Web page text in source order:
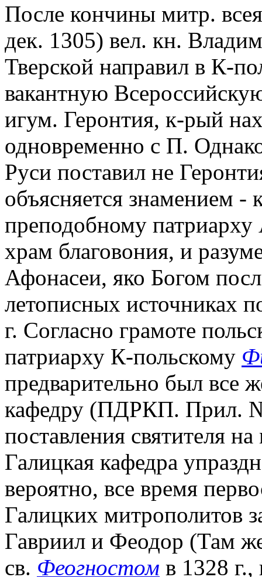
После кончины митр.
дек. 1305) вел. кн.
Тверской направил в К-
вакантную
игум. Геронтия, к-рый
одновременно с П.
Руси поставил не
объясняется знамением -
преподобному
храм благовония, и
Афонасеи, яко Богом
летописных источниках
г. Согласно грамоте
патриарху К-польскому
предварительно был все
кафедру (ПДРКП. Прил.
поставления святителя
Галицкая кафедра
вероятно, все время
Галицких митрополитов
Гавриил и Феодор (Там
св. Феогностом в 1328